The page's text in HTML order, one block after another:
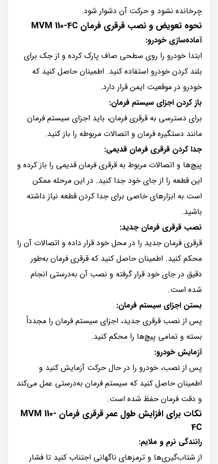
چرخانده نشود و حرکت آن دشوار شود.
نحوه تعویض و نصب قرقری فرمان MVM 110-4C
آماده‌سازی خودرو:
ابتدا خودرو را روی سطحی صاف پارک کرده و از جک برای
بلند کردن خودرو استفاده کنید. اطمینان حاصل کنید که
خودرو در موقعیت ایمن قرار دارد.
باز کردن اجزای سیستم فرمان:
برای دسترسی به قرقری فرمان، باید اجزای سیستم فرمان
مانند دستگیره فرمان و اتصالات مربوطه را باز کنید.
جدا کردن قرقری فرمان قدیمی:
پیچ‌ها و اتصالات مربوط به قرقری فرمان قدیمی را باز کرده و
این قطعه را از جای خود جدا کنید. در این مرحله ممکن
است به ابزارهای خاصی برای جدا کردن قطعه نیاز داشته
باشید.
نصب قرقری فرمان جدید:
قرقری فرمان جدید را در محل خود قرار داده و اتصالات آن را
محکم کنید. اطمینان حاصل کنید که قرقری فرمان به‌طور
دقیق در جای خود قرار گرفته و نصب آن به‌درستی انجام
شده است.
بستن اجزای سیستم فرمان:
پس از نصب قرقری جدید، اجزای سیستم فرمان را مجدداً
بسته و تمامی پیچ‌ها را محکم کنید.
آزمایش خودرو:
پس از نصب، خودرو را در حال حرکت آزمایش کنید و
اطمینان حاصل کنید که سیستم فرمان به‌درستی عمل می‌کند
و دقت فرمان حفظ شده است.
نکات برای افزایش طول عمر قرقری فرمان MVM 110-
4C
رانندگی نرم و ملایم:
از شتاب‌گیری‌ها و ترمزهای ناگهانی اجتناب کنید تا فشار